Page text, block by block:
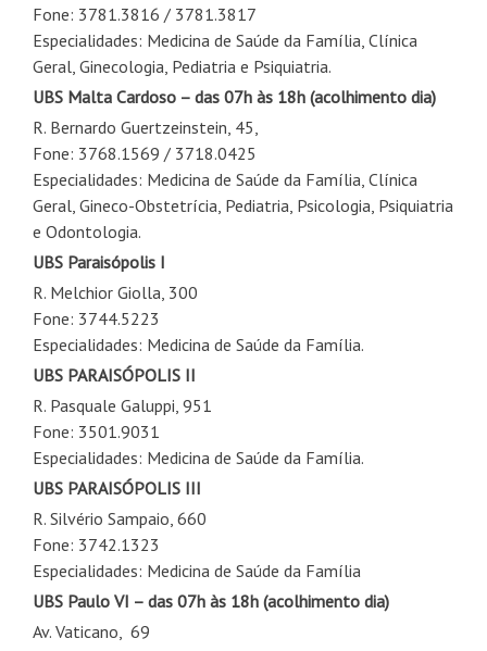
Fone: 3781.3816 / 3781.3817
Especialidades: Medicina de Saúde da Família, Clínica
Geral, Ginecologia, Pediatria e Psiquiatria.
UBS Malta Cardoso – das 07h às 18h (acolhimento dia)
R. Bernardo Guertzeinstein, 45,
Fone: 3768.1569 / 3718.0425
Especialidades: Medicina de Saúde da Família, Clínica
Geral, Gineco-Obstetrícia, Pediatria, Psicologia, Psiquiatria
e Odontologia.
UBS Paraisópolis I
R. Melchior Giolla, 300
Fone: 3744.5223
Especialidades: Medicina de Saúde da Família.
UBS PARAISÓPOLIS II
R. Pasquale Galuppi, 951
Fone: 3501.9031
Especialidades: Medicina de Saúde da Família.
UBS PARAISÓPOLIS III
R. Silvério Sampaio, 660
Fone: 3742.1323
Especialidades: Medicina de Saúde da Família
UBS Paulo VI – das 07h às 18h (acolhimento dia)
Av. Vaticano, 69